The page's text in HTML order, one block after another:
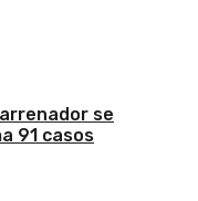
se
91 casos